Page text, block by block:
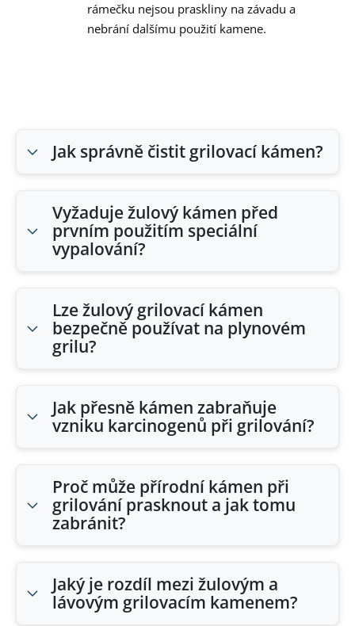
rámečku nejsou praskliny na závadu a
nebrání dalšímu použití kamene.
Jak správně čistit grilovací kámen?
Vyžaduje žulový kámen před
prvním použitím speciální
vypalování?
Lze žulový grilovací kámen
bezpečně používat na plynovém
grilu?
Jak přesně kámen zabraňuje
vzniku karcinogenů při grilování?
Proč může přírodní kámen při
grilování prasknout a jak tomu
zabránit?
Jaký je rozdíl mezi žulovým a
lávovým grilovacím kamenem?